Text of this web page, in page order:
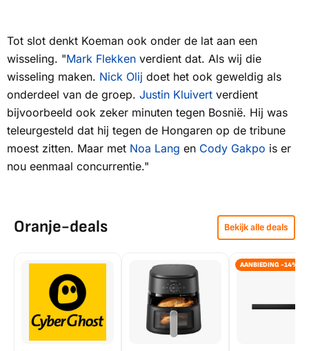
Tot slot denkt Koeman ook onder de lat aan een
wisseling. "Mark Flekken verdient dat. Als wij die
wisseling maken. Nick Olij doet het ook geweldig als
onderdeel van de groep. Justin Kluivert verdient
bijvoorbeeld ook zeker minuten tegen Bosnië. Hij was
teleurgesteld dat hij tegen de Hongaren op de tribune
moest zitten. Maar met Noa Lang en Cody Gakpo is er
nou eenmaal concurrentie."
Oranje-deals Bekijk alle deals
AANBIEDING -14%